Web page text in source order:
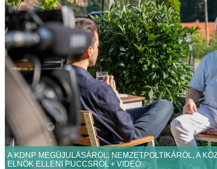
A KDNP MEGÚJULÁSÁRÓL, NEMZETPOLTIKÁRÓL, A
ELNÖK ELLENI PUCCSRÓL + VIDEÓ